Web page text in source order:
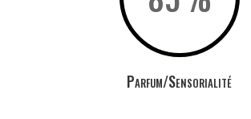
Parfum/Sensorialité